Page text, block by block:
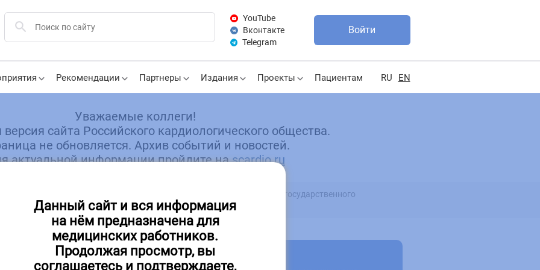
YouTube
Вконтакте
Telegram
Войти
Рекомендации Партнеры Издания Проекты Пациентам RU EN
Уважаемые коллеги!
версия сайта Российского кардиологического общества.
не обновляется. Архив событий и новостей.
актуальной информации пройдите наscardio.ru
проекты Фонда президентских грантов /
Проект федерального государственного
образования (уровень бакалавриата) Лечебное дело /
Данный сайт и вся информация
на нём предназначена для
медицинских работников.
Продолжая просмотр, вы
соглашаетесь и подтверждаете,